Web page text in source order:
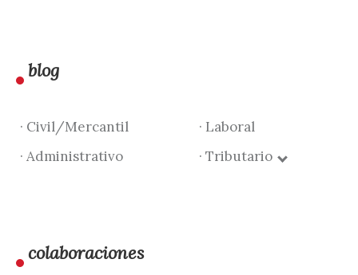
blog
· Civil/Mercantil
· Laboral
· Administrativo
· Tributario
colaboraciones